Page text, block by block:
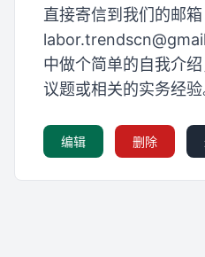
直接寄信到我们的邮箱
中做个简单的自我介
议题或相关的实务经验
编辑 删除